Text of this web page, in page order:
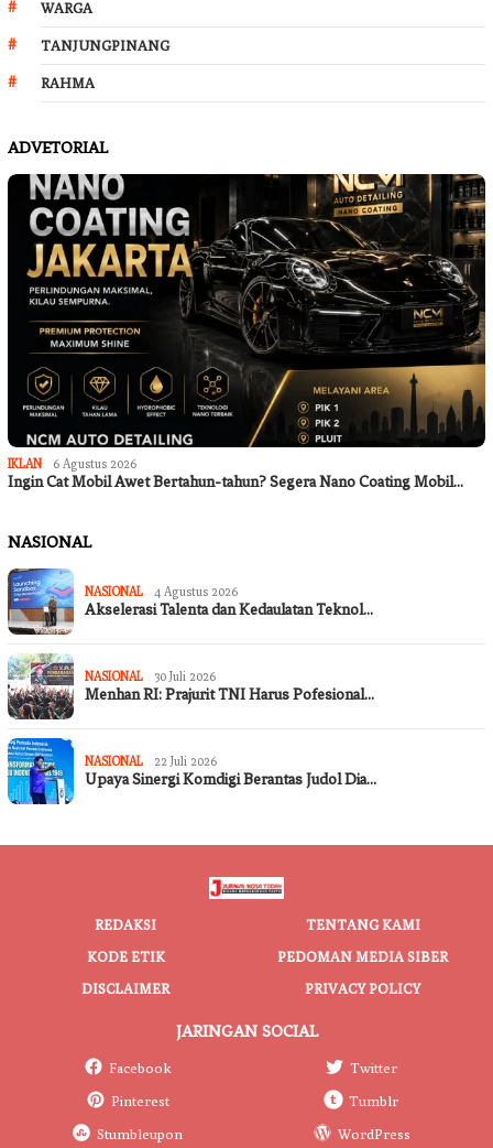
WARGA
TANJUNGPINANG
RAHMA
ADVETORIAL
IKLAN 6 Agustus 2026
Ingin Cat Mobil Awet Bertahun-tahun? Segera Nano Coating Mobil…
NASIONAL
NASIONAL 4 Agustus 2026
Akselerasi Talenta dan Kedaulatan Teknol…
NASIONAL 30 Juli 2026
Menhan RI: Prajurit TNI Harus Pofesional…
NASIONAL 22 Juli 2026
Upaya Sinergi Komdigi Berantas Judol Dia…
REDAKSI
TENTANG KAMI
KODE ETIK
PEDOMAN MEDIA SIBER
DISCLAIMER
PRIVACY POLICY
JARINGAN SOCIAL
Facebook
Twitter
Pinterest
Tumblr
Stumbleupon
WordPress